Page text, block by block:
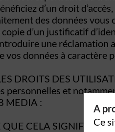
d’un droit
des données
copie d’un justificatif
une réclamation
vos données à caractère
DROITS DES
personnelles et
MEDIA :
QUE CELA SIGNIFIE
A
Ce